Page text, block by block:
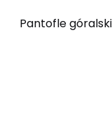
Pantofle